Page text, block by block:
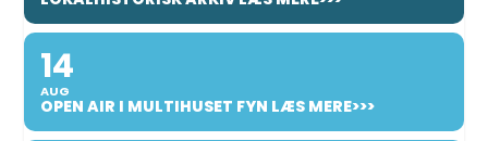
14
AUG
OPEN AIR I MULTIHUSET FYN LÆS MERE>>>